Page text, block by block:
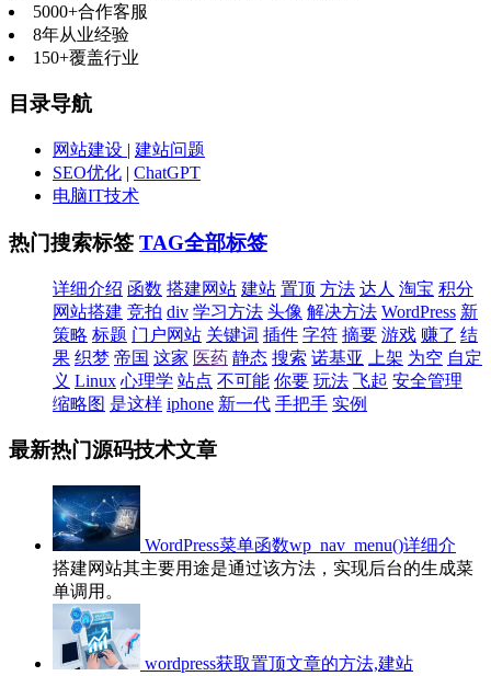
5000+合作客服
8年从业经验
150+覆盖行业
目录导航
网站建设 | 建站问题
SEO优化 | ChatGPT
电脑IT技术
热门搜索标签 TAG全部标签
详细介绍 函数 搭建网站 建站 置顶 方法 达人 淘宝 积分
网站搭建 竞拍 div 学习方法 头像 解决方法 WordPress 新
策略 标题 门户网站 关键词 插件 字符 摘要 游戏 赚了 结
果 织梦 帝国 这家 医药 静态 搜索 诺基亚 上架 为空 自定
义 Linux 心理学 站点 不可能 你要 玩法 飞起 安全管理
缩略图 是这样 iphone 新一代 手把手 实例
最新热门源码技术文章
WordPress菜单函数wp_nav_menu()详细介
搭建网站其主要用途是通过该方法，实现后台的生成菜
单调用。
wordpress获取置顶文章的方法,建站